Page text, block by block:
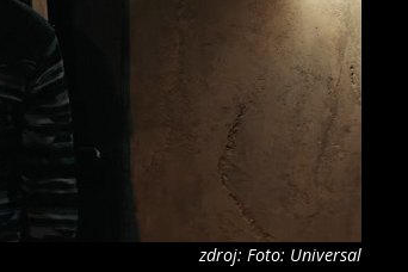
zdroj: Foto: Universal